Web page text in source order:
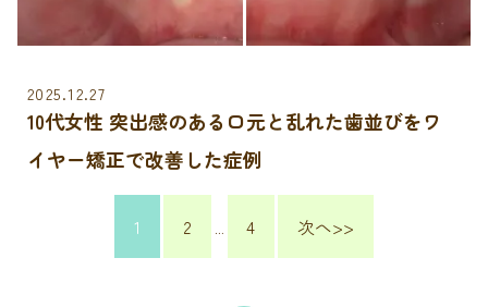
2025.12.27
10代女性 突出感のある口元と乱れた歯並びをワ
イヤー矯正で改善した症例
1 2 … 4 次へ>>